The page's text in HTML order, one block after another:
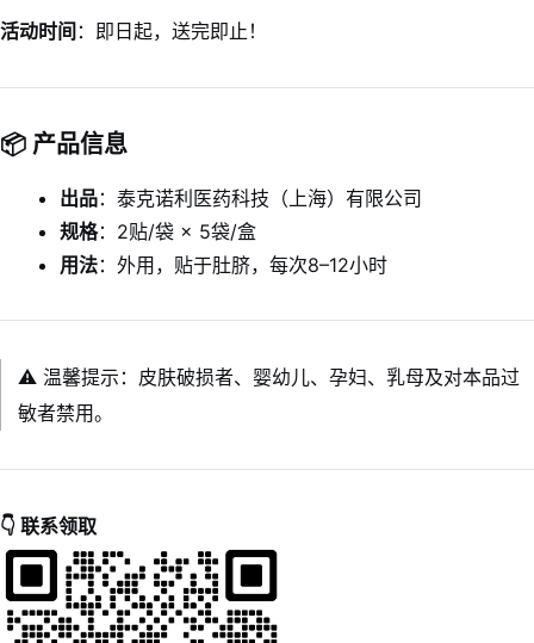
活动时间 ：即日起，送完即止！
📦 产品信息
出品：泰克诺利医药科技（上海）有限公司
规格：2贴/袋 × 5袋/盒
用法：外用，贴于肚脐，每次8–12小时
⚠️ 温馨提示：皮肤破损者、婴幼儿、孕妇、乳母及对本品过
敏者禁用。
👇 联系领取